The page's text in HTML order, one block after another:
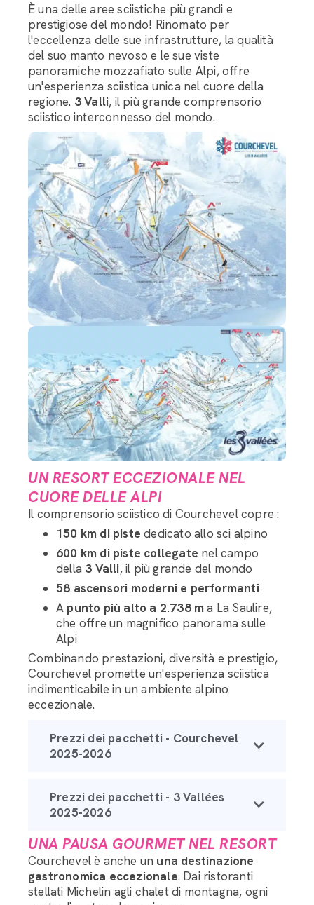
È una delle aree sciistiche più grandi e
prestigiose del mondo! Rinomato per
l'eccellenza delle sue infrastrutture, la qualità
del suo manto nevoso e le sue viste
panoramiche mozzafiato sulle Alpi, offre
un'esperienza sciistica unica nel cuore della
regione. 3 Valli, il più grande comprensorio
sciistico interconnesso del mondo.
UN RESORT ECCEZIONALE NEL
CUORE DELLE ALPI
Il comprensorio sciistico di Courchevel copre :
150 km di piste dedicato allo sci alpino
600 km di piste collegate nel campo
della 3 Valli, il più grande del mondo
58 ascensori moderni e performanti
A punto più alto a 2.738 m a La Saulire,
che offre un magnifico panorama sulle
Alpi
Combinando prestazioni, diversità e prestigio,
Courchevel promette un'esperienza sciistica
indimenticabile in un ambiente alpino
eccezionale.
Prezzi dei pacchetti - Courchevel
2025-2026
Prezzi dei pacchetti - 3 Vallées
2025-2026
UNA PAUSA GOURMET NEL RESORT
Courchevel è anche un una destinazione
gastronomica eccezionale. Dai ristoranti
stellati Michelin agli chalet di montagna, ogni